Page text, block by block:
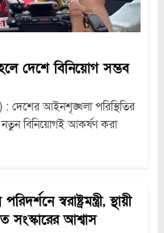
দেশে বিনিয়োগ সম্ভব
: দেশের আইনশৃঙ্খলা পরিস্থিতির
নতুন বিনিয়োগই আকর্ষণ করা
স্বরাষ্ট্রমন্ত্রী, স্থায়ী
সংস্কারের আশ্বাস